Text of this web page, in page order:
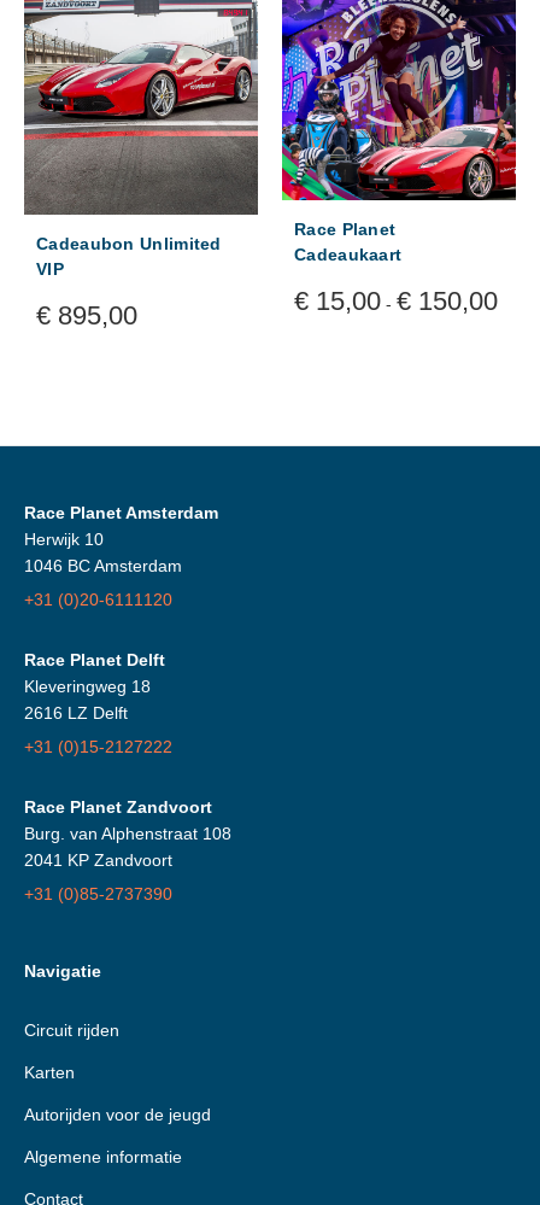
Cadeaubon Unlimited
VIP
€ 895,00
Race Planet
Cadeaukaart
€ 15,00 - € 150,00
Race Planet Amsterdam
Herwijk 10
1046 BC Amsterdam
+31 (0)20-6111120
Race Planet Delft
Kleveringweg 18
2616 LZ Delft
+31 (0)15-2127222
Race Planet Zandvoort
Burg. van Alphenstraat 108
2041 KP Zandvoort
+31 (0)85-2737390
Navigatie
Circuit rijden
Karten
Autorijden voor de jeugd
Algemene informatie
Contact